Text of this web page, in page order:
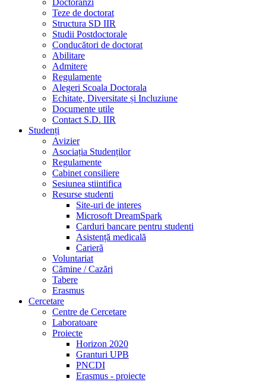
Doctoranzi
Teze de doctorat
Structura SD IIR
Studii Postdoctorale
Conducători de doctorat
Abilitare
Admitere
Regulamente
Alegeri Scoala Doctorala
Echitate, Diversitate și Incluziune
Documente utile
Contact S.D. IIR
Studenți
Avizier
Asociația Studenților
Regulamente
Cabinet consiliere
Sesiunea stiintifica
Resurse studenti
Site-uri de interes
Microsoft DreamSpark
Carduri bancare pentru studenti
Asistență medicală
Carieră
Voluntariat
Cămine / Cazări
Tabere
Erasmus
Cercetare
Centre de Cercetare
Laboratoare
Proiecte
Horizon 2020
Granturi UPB
PNCDI
Erasmus - proiecte